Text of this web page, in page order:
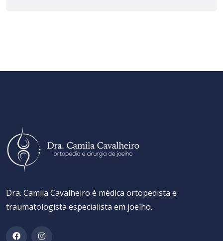
Dra. Camila Cavalheiro é médica ortopedista e
traumatologista especialista em joelho.